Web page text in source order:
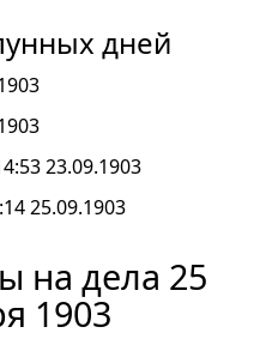
дней
23.09.1903
25.09.1903
на дела 25
1903